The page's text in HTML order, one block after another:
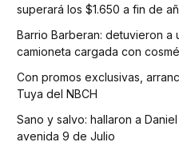
superará los $1.650 a fin de
Barrio Barberan: detuvieron
camioneta cargada con
Con promos exclusivas,
Tuya del NBCH
Sano y salvo: hallaron a
avenida 9 de Julio